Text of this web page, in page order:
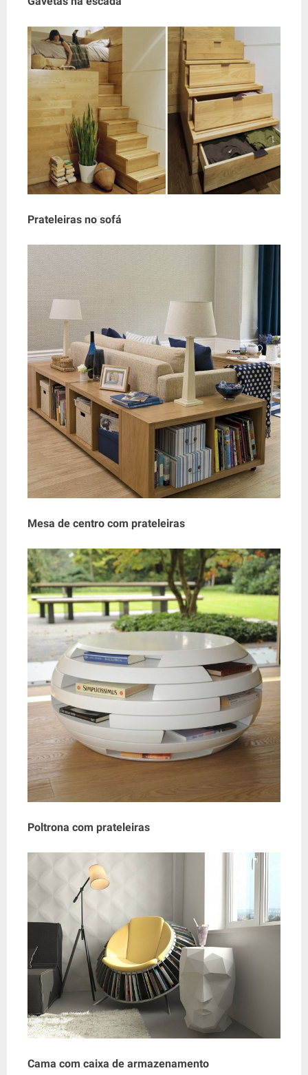
Prateleiras no sofá
Mesa de centro com prateleiras
Poltrona com prateleiras
Cama com caixa de armazenamento